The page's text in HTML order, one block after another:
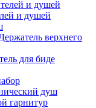
и душей
верхнего
для биде
душ
гарнитур